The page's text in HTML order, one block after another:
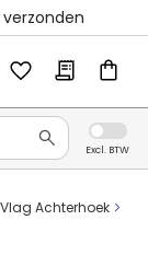
Vlag Achterhoek